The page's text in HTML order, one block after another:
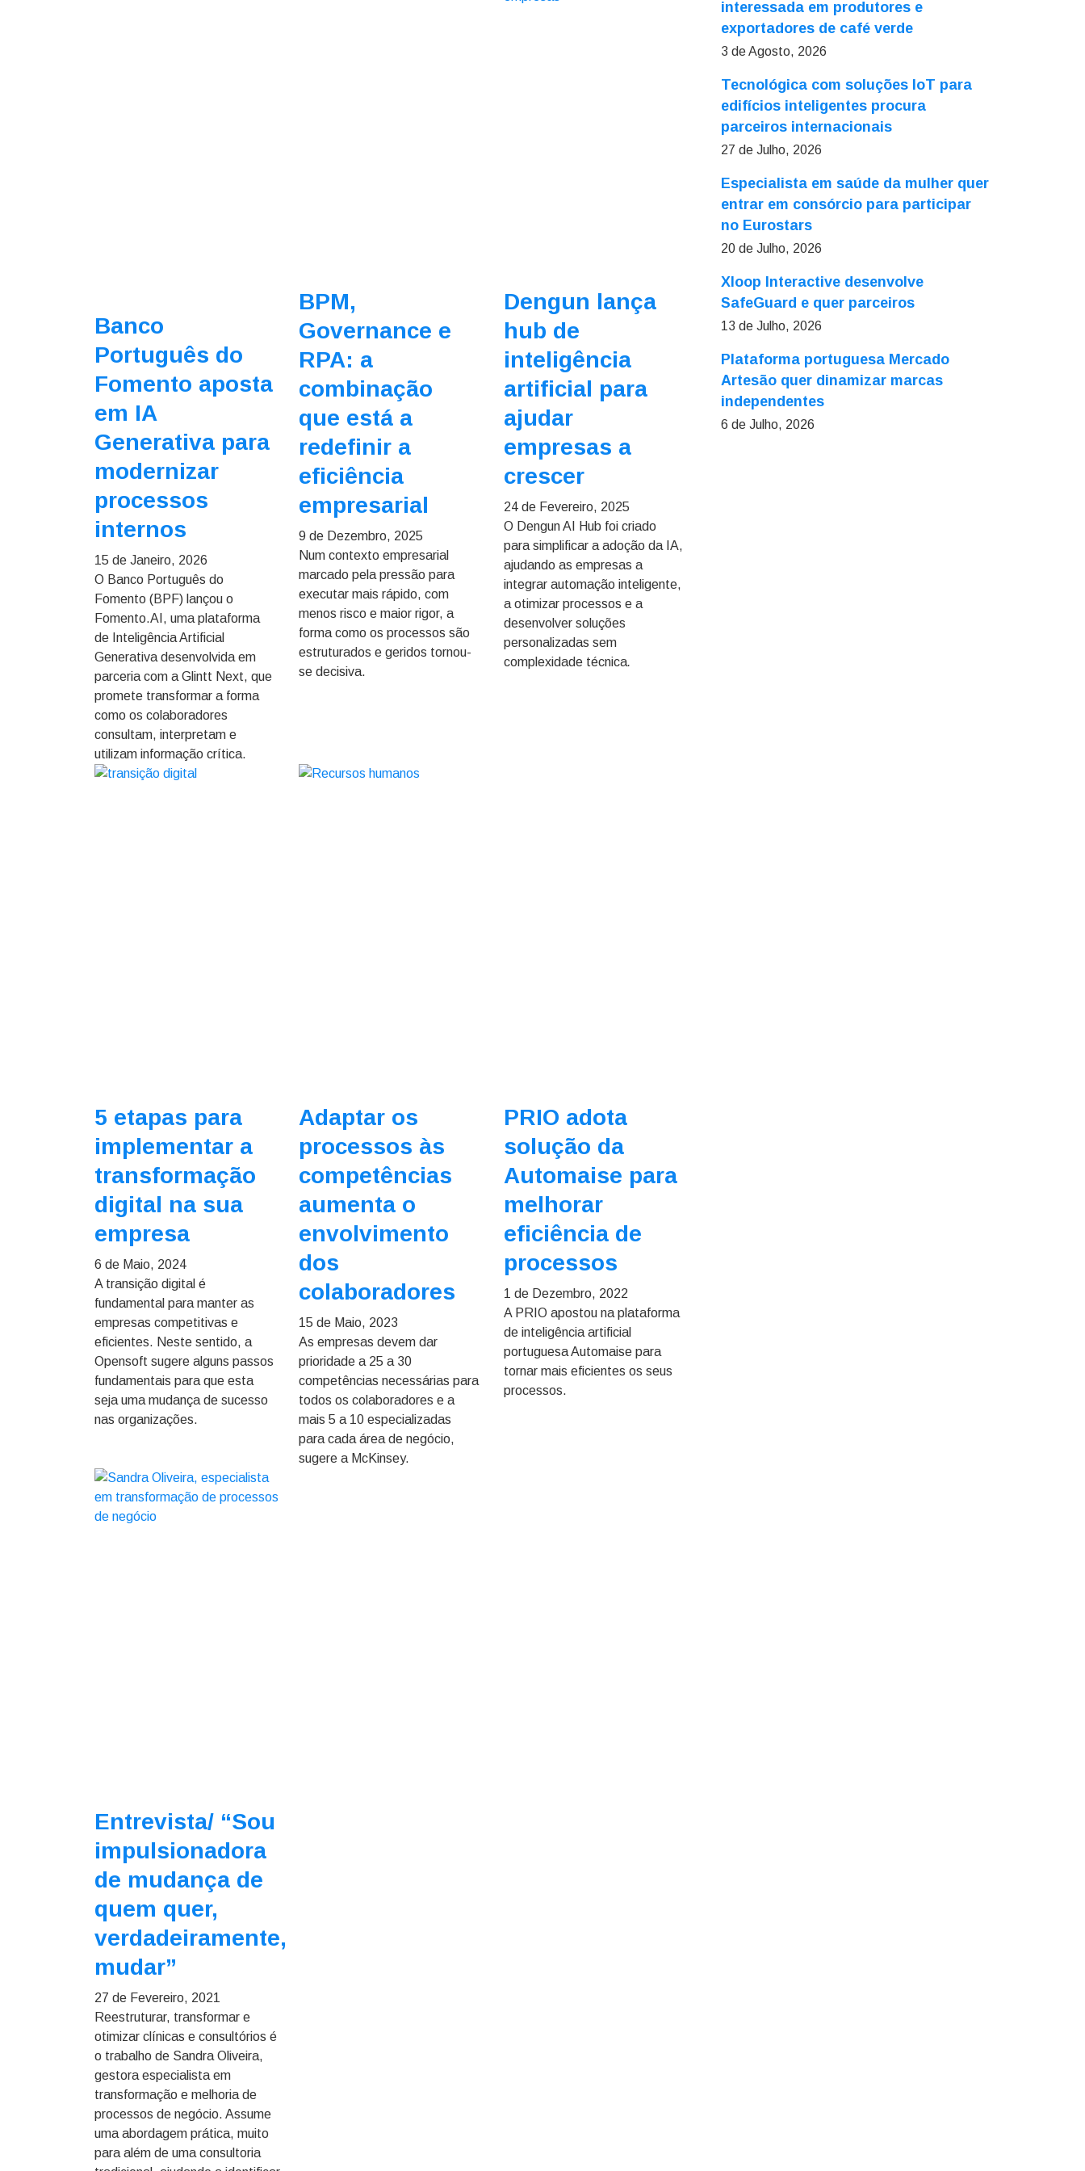
Banco
Português do
Fomento aposta
em IA
Generativa para
modernizar
processos
internos
15 de Janeiro, 2026
O Banco Português do
Fomento (BPF) lançou o
Fomento.AI, uma plataforma
de Inteligência Artificial
Generativa desenvolvida em
parceria com a Glintt Next, que
promete transformar a forma
como os colaboradores
consultam, interpretam e
utilizam informação crítica.
BPM,
Governance e
RPA: a
combinação
que está a
redefinir a
eficiência
empresarial
9 de Dezembro, 2025
Num contexto empresarial
marcado pela pressão para
executar mais rápido, com
menos risco e maior rigor, a
forma como os processos são
estruturados e geridos tornou-
se decisiva.
Dengun lança
hub de
inteligência
artificial para
ajudar
empresas a
crescer
24 de Fevereiro, 2025
O Dengun AI Hub foi criado
para simplificar a adoção da IA,
ajudando as empresas a
integrar automação inteligente,
a otimizar processos e a
desenvolver soluções
personalizadas sem
complexidade técnica.
5 etapas para
implementar a
transformação
digital na sua
empresa
6 de Maio, 2024
A transição digital é
fundamental para manter as
empresas competitivas e
eficientes. Neste sentido, a
Opensoft sugere alguns passos
fundamentais para que esta
seja uma mudança de sucesso
nas organizações.
Adaptar os
processos às
competências
aumenta o
envolvimento
dos
colaboradores
15 de Maio, 2023
As empresas devem dar
prioridade a 25 a 30
competências necessárias para
todos os colaboradores e a
mais 5 a 10 especializadas
para cada área de negócio,
sugere a McKinsey.
PRIO adota
solução da
Automaise para
melhorar
eficiência de
processos
1 de Dezembro, 2022
A PRIO apostou na plataforma
de inteligência artificial
portuguesa Automaise para
tornar mais eficientes os seus
processos.
Entrevista/ “Sou
impulsionadora
de mudança de
quem quer,
verdadeiramente,
mudar”
27 de Fevereiro, 2021
Reestruturar, transformar e
otimizar clínicas e consultórios é
o trabalho de Sandra Oliveira,
gestora especialista em
transformação e melhoria de
processos de negócio. Assume
uma abordagem prática, muito
para além de uma consultoria
interessada em produtores e
exportadores de café verde
3 de Agosto, 2026
Tecnológica com soluções IoT para
edifícios inteligentes procura
parceiros internacionais
27 de Julho, 2026
Especialista em saúde da mulher quer
entrar em consórcio para participar
no Eurostars
20 de Julho, 2026
Xloop Interactive desenvolve
SafeGuard e quer parceiros
13 de Julho, 2026
Plataforma portuguesa Mercado
Artesão quer dinamizar marcas
independentes
6 de Julho, 2026